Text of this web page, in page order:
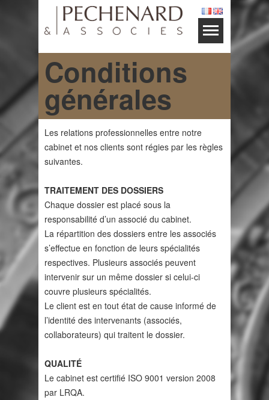
Conditions
générales
Les relations professionnelles entre notre
cabinet et nos clients sont régies par les règles
suivantes.
TRAITEMENT DES DOSSIERS
Chaque dossier est placé sous la
responsabilité d’un associé du cabinet.
La répartition des dossiers entre les associés
s’effectue en fonction de leurs spécialités
respectives. Plusieurs associés peuvent
intervenir sur un même dossier si celui-ci
couvre plusieurs spécialités.
Le client est en tout état de cause informé de
l’identité des intervenants (associés,
collaborateurs) qui traitent le dossier.
QUALITÉ
Le cabinet est certifié ISO 9001 version 2008
par LRQA.